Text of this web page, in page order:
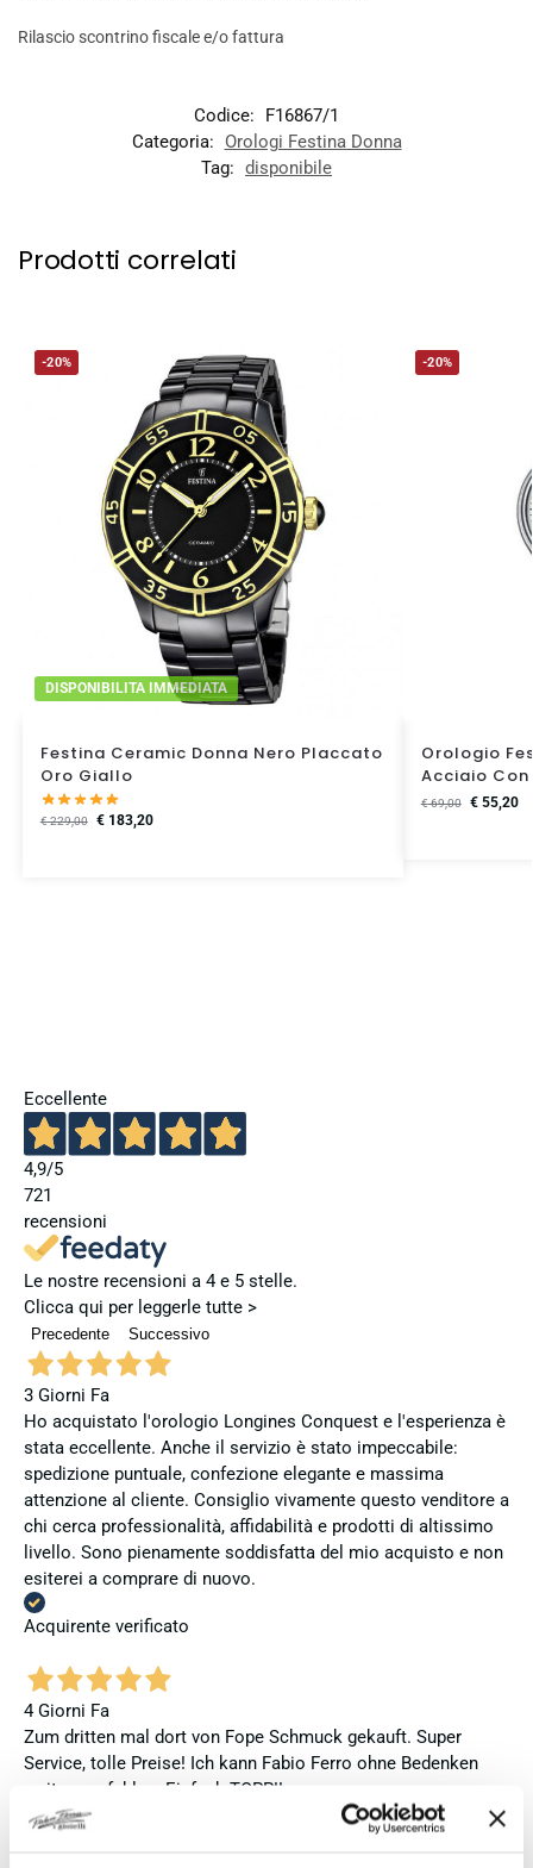
Rilascio scontrino fiscale e/o fattura
Codice:
F16867/1
Categoria:
Orologi Festina Donna
Tag: disponibile
Prodotti correlati
-20%
DISPONIBILITA IMMEDIATA
Festina Ceramic Donna Nero Placcato
Oro Giallo
€229,00 €183,20
-20%
Orologio
Acciaio
€69,00 €55,20
Eccellente
4,9/5
721
recensioni
Le nostre recensioni a 4 e 5 stelle.
Clicca qui per leggerle tutte >
Precedente Successivo
3 Giorni Fa
Ho acquistato l'orologio Longines Conquest e l'esperienza è
stata eccellente. Anche il servizio è stato impeccabile:
spedizione puntuale, confezione elegante e massima
attenzione al cliente. Consiglio vivamente questo venditore a
chi cerca professionalità, affidabilità e prodotti di altissimo
livello. Sono pienamente soddisfatta del mio acquisto e non
esiterei a comprare di nuovo.
Acquirente verificato
4 Giorni Fa
Zum dritten mal dort von Fope Schmuck gekauft. Super
Service, tolle Preise! Ich kann Fabio Ferro ohne Bedenken
weiterempfehlen. Einfach TOPP!!
Acquirente verificato